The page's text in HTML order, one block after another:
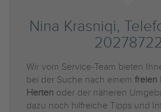
Nina Krasniqi,
20278722
Wir vom Service-Team bieten
bei der Suche nach einem freien
Herten oder der näheren
dazu noch hilfreiche Tipps und